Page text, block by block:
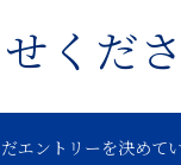
くだ
だエントリーを決め